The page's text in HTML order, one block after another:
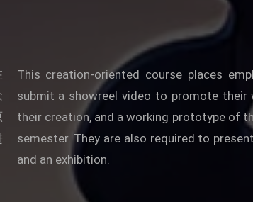
This creation-oriented course places
submit a showreel video to promote
their creation, and a working prototype of
semester. They are also required to
and an exhibition.